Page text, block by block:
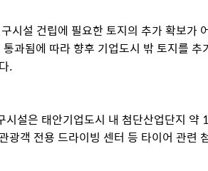
시설 건립에 필요한 토지의 추가 확보가
과됨에 따라 향후 기업도시 밖 토지를
.
시설은 태안기업도시 내 첨단산업단지
광객 전용 드라이빙 센터 등 타이어 관련